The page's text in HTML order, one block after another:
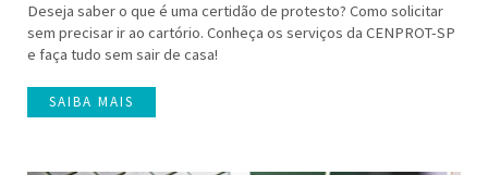
Deseja saber o que é uma certidão de protesto? Como solicitar
sem precisar ir ao cartório. Conheça os serviços da CENPROT-SP
e faça tudo sem sair de casa!
SAIBA MAIS